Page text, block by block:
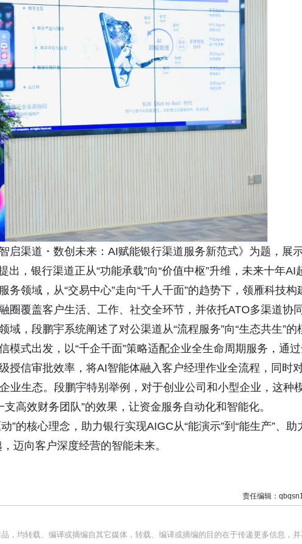
启渠道・数创未来：AI赋能银行渠道服务新范式》为题，展
，银行渠道正从“功能承载”向“价值中枢”升维，未来十年AI
领域，从“交易中心”走向“千人千面”的趋势下，领雁科技构
圈覆盖客户生活、工作、社交全环节，并依托ATO多渠道协
，段鹏宇系统阐述了对公渠道从“流程服务”向“生态共生”的
式出发，以“千企千面”策略适配企业全生命周期服务，通
授信审批效率，将AI智能体融入客户经理作业全流程，同时
业生态。段鹏宇特别举例，对于创业公司和小型企业，这种
高效财务团队”的效果，让资金服务自动化和智能化。
”的核心理念，助力银行实现AIGC从“能演示”到“能生产”、助
迈向客户深度经营的智能未来。
责任编辑：
，均转载、编译或摘编自其它媒体，转载、编译或摘编的目的在于传递更多信息，